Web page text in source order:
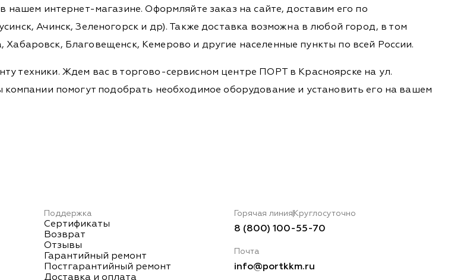
в нашем интернет-магазине. Оформляйте заказ на сайте, доставим его по
Ачинск, Зеленогорск и др). Также доставка возможна в любой город, в том
Благовещенск, Кемерово и другие населенные пункты по всей России.
техники. Ждем вас в торгово-сервисном центре ПОРТ в Красноярске на ул.
компании помогут подобрать необходимое оборудование и установить его на вашем
Поддержка
Сертификаты
Возврат
Отзывы
Гарантийный ремонт
Постгарантийный ремонт
Доставка и оплата
Горячая линия Круглосуточно
8 (800) 100-55-70
Почта
info@portkkm.ru